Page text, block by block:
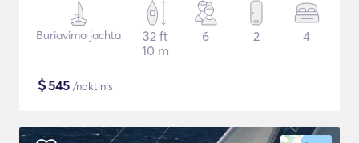
Buriavimo jachta
32 ft
10 m
6 2 4
$545 /naktinis